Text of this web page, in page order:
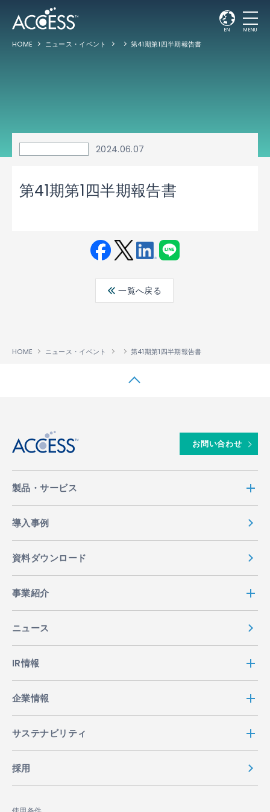
EN MENU
HOME ニュース・イベント 第41期第1四半期報告書
2024.06.07
第41期第1四半期報告書
ebo ter
edin
一覧へ戻る
HOME ニュース・イベント 第41期第1四半期報告書
お問い合わせ
製品・サービス
導入事例
資料ダウンロード
事業紹介
ニュース
IR情報
企業情報
サステナビリティ
採用